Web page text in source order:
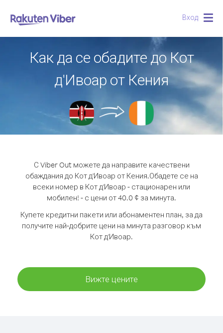
Вход
Как да се обадите до Кот
д'Ивоар от Кения
С Viber Out можете да направите качествени
обаждания до Кот д'Ивоар от Кения.Обадете се на
всеки номер в Кот д'Ивоар - стационарен или
мобилен! - с цени от 40.0 ¢ за минута.
Купете кредитни пакети или абонаментен план, за да
получите най-добрите цени на минута разговор към
Кот д'Ивоар.
Вижте цените